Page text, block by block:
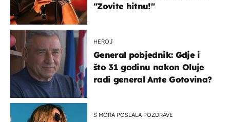
"Zovite hitnu!"
HEROJ
General pobjednik: Gdje i
što 31 godinu nakon Oluje
radi general Ante Gotovina?
S MORA POSLALA POZDRAVE